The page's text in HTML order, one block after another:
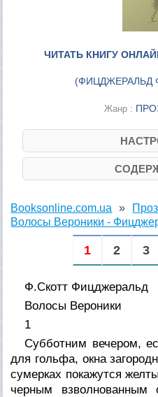
ЧИТАТЬ КНИГУ
(ФИЦДЖЕРАЛЬД
Жанр :
Booksonline.com.ua
Волосы Вероники -
1 2 3
Ф.Скотт Фицджеральд
Волосы Вероники
1
Субботним вечером,
для гольфа, окна
сумерках покажутся
черным взволнованным